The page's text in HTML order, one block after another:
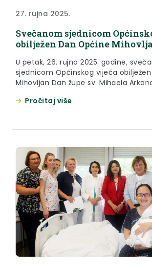
27. rujna 2025.
Svečanom sjednicom
obilježen Dan Općine
U petak, 26. rujna 2025. godine,
sjednicom Općinskog vijeća
Mihovljan Dan župe sv. Mihaela
predstojeći Dan župe, a načelniku
Pročitaj više